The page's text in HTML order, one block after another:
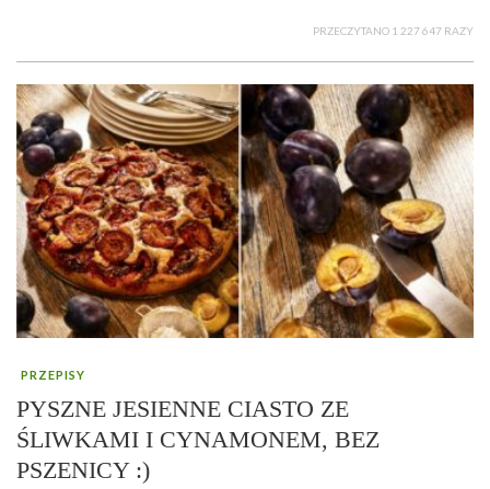
PRZECZYTANO 1 227 647 RAZY
PRZEPISY
PYSZNE JESIENNE CIASTO ZE
ŚLIWKAMI I CYNAMONEM, BEZ
PSZENICY :)